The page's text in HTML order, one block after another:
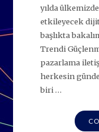
yılda
etkileyecek
başlıkta
Trendi
pazarlama
herkesin
biri …